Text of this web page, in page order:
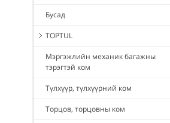
Бусад
TOPTUL
Мэргэжлийн механик багажны
тэрэгтэй ком
Түлхүүр, түлхүүрний ком
Торцов, торцовны ком